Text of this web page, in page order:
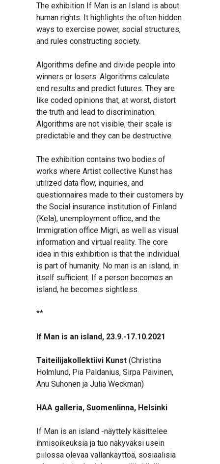
The exhibition If Man is an Island is about
human rights. It highlights the often hidden
ways to exercise power, social structures,
and rules constructing society.
Algorithms define and divide people into
winners or losers. Algorithms calculate
end results and predict futures. They are
like coded opinions that, at worst, distort
the truth and lead to discrimination.
Algorithms are not visible, their scale is
predictable and they can be destructive.
The exhibition contains two bodies of
works where Artist collective Kunst has
utilized data flow, inquiries, and
questionnaires made to their customers by
the Social insurance institution of Finland
(Kela), unemployment office, and the
Immigration office Migri, as well as visual
information and virtual reality. The core
idea in this exhibition is that the individual
is part of humanity. No man is an island, in
itself sufficient. If a person becomes an
island, he becomes sightless.
**
If Man is an island, 23.9.-17.10.2021
Taiteilijakollektiivi Kunst (Christina
Holmlund, Pia Paldanius, Sirpa Päivinen,
Anu Suhonen ja Julia Weckman)
HAA galleria, Suomenlinna, Helsinki
If Man is an island -näyttely käsittelee
ihmisoikeuksia ja tuo näkyväksi usein
piilossa olevaa vallankäyttöä, sosiaalisia